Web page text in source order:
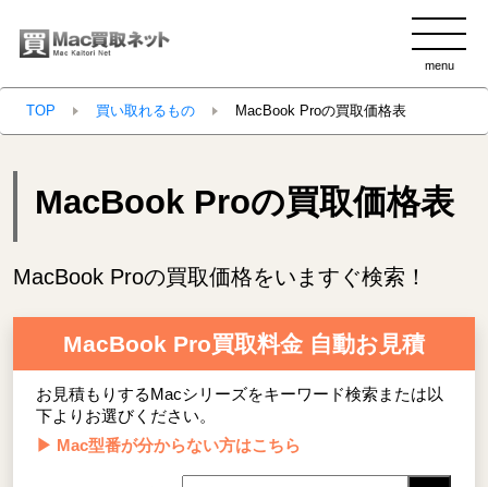
menu
TOP 買い取れるもの MacBook Proの買取価格表
MacBook Proの買取価格表
MacBook Proの買取価格をいますぐ検索！
MacBook Pro買取料金 自動お見積
お見積もりするMacシリーズをキーワード検索または以
下よりお選びください。
▶ Mac型番が分からない方はこちら